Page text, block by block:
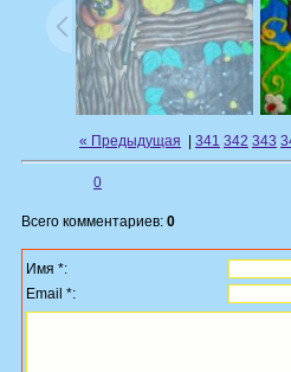
« Предыдущая 341 342 343
0
Всего комментариев: 0
Имя *:
Email *: